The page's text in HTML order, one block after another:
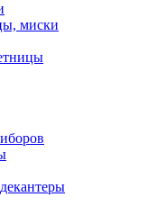
миски